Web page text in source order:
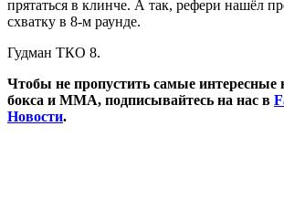
прятаться в клинче. А так, рефери нашёл
схватку в 8-м раунде.
Гудман ТКО 8.
Чтобы не пропустить самые интересные
бокса и ММА, подписывайтесь на нас в
Новости.